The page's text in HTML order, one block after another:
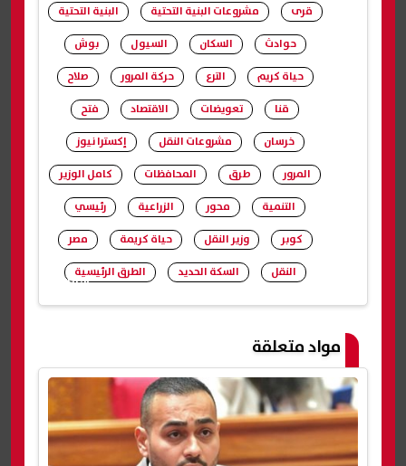
شارك
قرى
مشروعات البنية التحتية
البنية التحتية
حوادث
السكان السيول
بوش
حياة كريم
الترع حركة المرور
صلاح
قنا
تعويضات الاقتصاد
فتح
خرسان
مشروعات النقل
إكسترا نيوز
المرور
طرق المحافظات
كامل الوزير
التنمية
محور الزراعية
رئيسي
كوبر
وزير النقل حياة كريمة
مصر
النقل
السكة الحديد الطرق الرئيسية
مواد متعلقة